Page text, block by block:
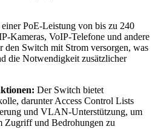
PoE-Leistung von bis zu 240
Kameras, VoIP-Telefone und andere
den Switch mit Strom versorgen, was
die Notwendigkeit zusätzlicher
Der Switch bietet
darunter Access Control Lists
und VLAN-Unterstützung, um
Zugriff und Bedrohungen zu